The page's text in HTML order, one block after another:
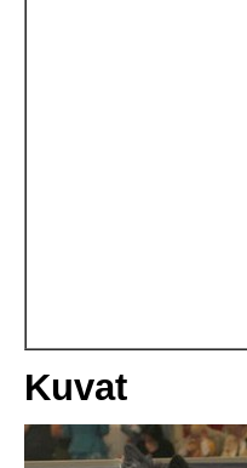
Kuvat